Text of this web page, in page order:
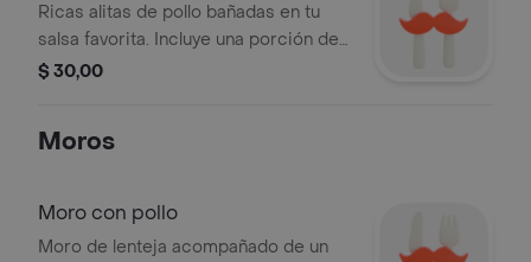
Ricas alitas de pollo bañadas en tu
salsa favorita. Incluye una porción de
papas fritas.
$ 30,00
Moros
Moro con pollo
Moro de lenteja acompañado de un